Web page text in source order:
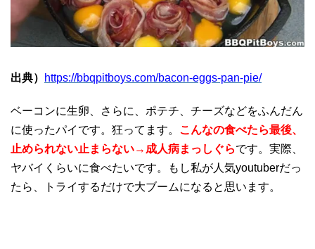
出典） https://bbqpitboys.com/bacon-eggs-pan-pie/
ベーコンに生卵、さらに、ポテチ、チーズなどをふんだん
に使ったパイです。狂ってます。 こんなの食べたら最後、
止められない止まらない→成人病まっしぐらです。実際、
ヤバイくらいに食べたいです。もし私が人気youtuberだっ
たら、トライするだけで大ブームになると思います。